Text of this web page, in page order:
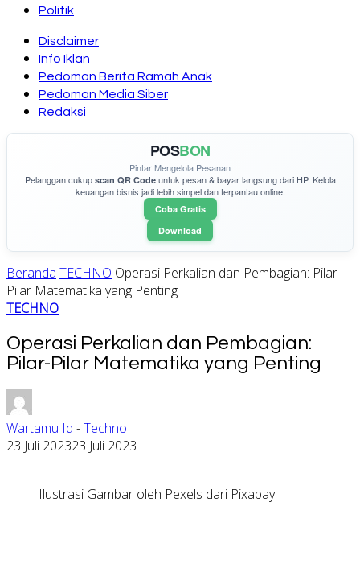
Politik
Disclaimer
Info Iklan
Pedoman Berita Ramah Anak
Pedoman Media Siber
Redaksi
POSBON
Pintar Mengelola Pesanan
Pelanggan cukup scan QR Codeuntuk pesan & bayar langsung dari HP. Kelola
keuangan bisnis jadi lebih simpel dan terpantau online.
Coba Gratis
Download
Beranda TECHNO Operasi Perkalian dan Pembagian: Pilar-
Pilar Matematika yang Penting
TECHNO
Operasi Perkalian dan Pembagian:
Pilar-Pilar Matematika yang Penting
Wartamu Id -Techno
23 Juli 202323 Juli 2023
Ilustrasi Gambar oleh Pexels dari Pixabay